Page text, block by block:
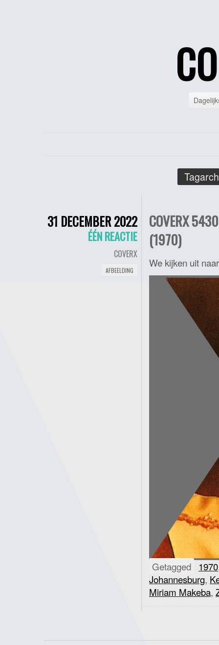
31 DECEMBER 2022
ÉÉN REACTIE
COVERX
AFBEELDING
COVERX
(1970)
We kijken uit
Getagged 1970
Johannesburg,
Miriam Makeba,